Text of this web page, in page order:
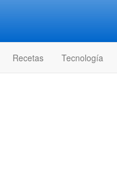
Recetas Tecnología